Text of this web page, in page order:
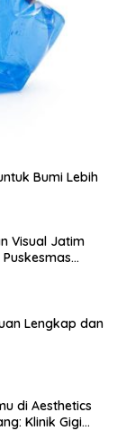
Bumi Lebih
Visual Jatim
Lengkap dan
di Aesthetics
Klinik Gigi